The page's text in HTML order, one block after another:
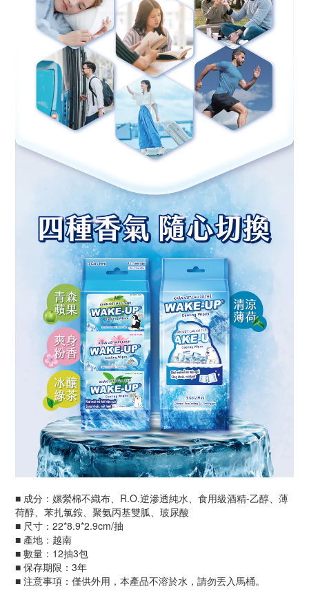
■ 成分：嫘縈棉不織布、R.O.逆滲透純水、食用級酒精-乙醇、薄
荷醇、苯扎氯銨、聚氨丙基雙胍、玻尿酸
■ 尺寸：22*8.9*2.9cm/抽
■ 產地：越南
■ 數量：12抽3包
■ 保存期限：3年
■ 注意事項：僅供外用，本產品不溶於水，請勿丟入馬桶。